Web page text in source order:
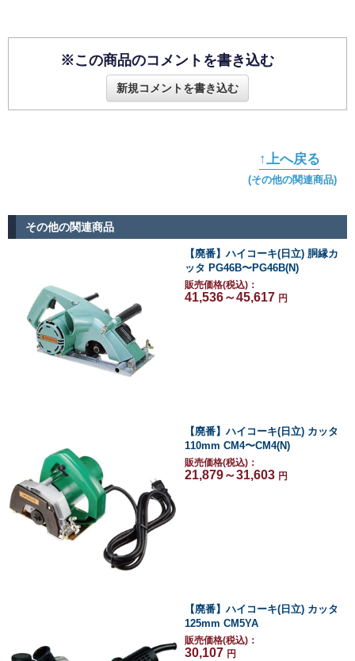
※この商品のコメントを書き込む
新規コメントを書き込む
↑上へ戻る
(その他の関連商品)
その他の関連商品
【廃番】ハイコーキ(日立) 胴縁カ
ッタ PG46B〜PG46B(N)
販売価格(税込)：
41,536～45,617 円
【廃番】ハイコーキ(日立) カッタ
110mm CM4〜CM4(N)
販売価格(税込)：
21,879～31,603 円
【廃番】ハイコーキ(日立) カッタ
125mm CM5YA
販売価格(税込)：
30,107 円